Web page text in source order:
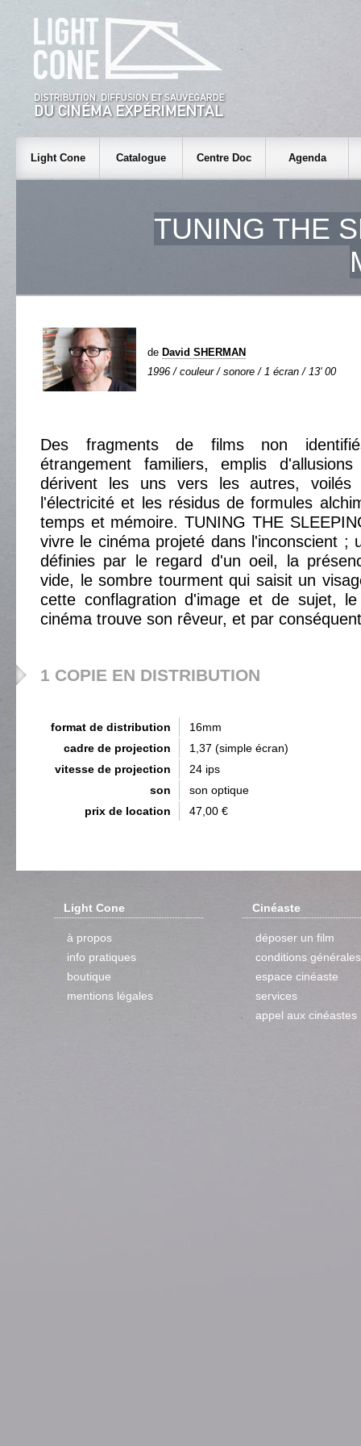
Light Cone Catalogue Centre Doc Agenda
TUNING THE
de David SHERMAN
1996 / couleur / sonore / 1 écran / 13' 00
Des fragments de films non
étrangement familiers, emplis
dérivent les uns vers les autres, voilés
l'électricité et les résidus de formules
temps et mémoire. TUNING THE
vivre le cinéma projeté dans l'inconscient ;
définies par le regard d'un oeil, la
vide, le sombre tourment qui saisit un
cette conflagration d'image et de sujet,
cinéma trouve son rêveur, et par
1 COPIE EN DISTRIBUTION
format de distribution
16mm
cadre de projection
1,37 (simple écran)
vitesse de projection
24 ips
son
son optique
prix de location
47,00 €
Light Cone
à propos
info pratiques
boutique
mentions légales
Cinéaste
déposer un film
conditions générales
espace cinéaste
services
appel aux cinéastes